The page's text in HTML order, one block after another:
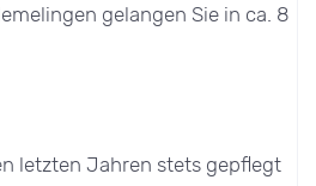
gelangen Sie in ca. 8
letzten Jahren stets gepflegt